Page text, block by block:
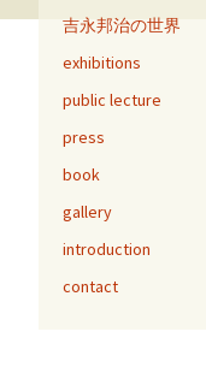
吉永邦治の世界
exhibitions
public lecture
press
book
gallery
introduction
contact